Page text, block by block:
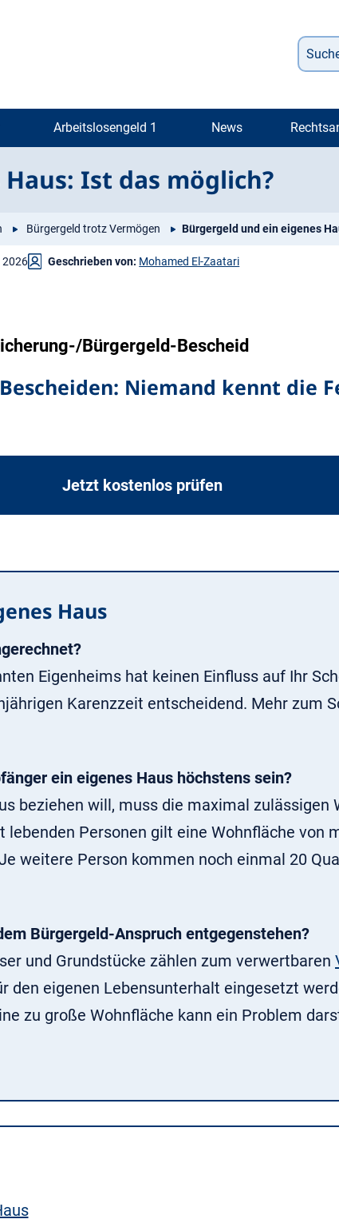
Arbeitslosengeld 1 News
Ist das möglich?
Bürgergeld trotz Vermögen Bürgergeld und ein eigenes
2026 Geschrieben von: Mohamed El-Zaatari
Bürgergeld-Bescheid
Niemand kennt die
Jetzt kostenlos prüfen
Haus
Eigenheims hat keinen Einfluss auf Ihr
Karenzzeit entscheidend. Mehr zum
ein eigenes Haus höchstens sein?
beziehen will, muss die maximal zulässigen
lebenden Personen gilt eine Wohnfläche von
weitere Person kommen noch einmal 20
Bürgergeld-Anspruch entgegenstehen?
und Grundstücke zählen zum verwertbaren
den eigenen Lebensunterhalt eingesetzt
zu große Wohnfläche kann ein Problem